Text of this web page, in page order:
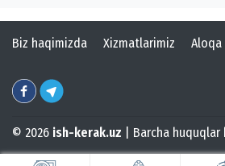
Biz haqimizda Xizmatlarimiz Aloqa
© 2026 ish-kerak.uz | Barcha